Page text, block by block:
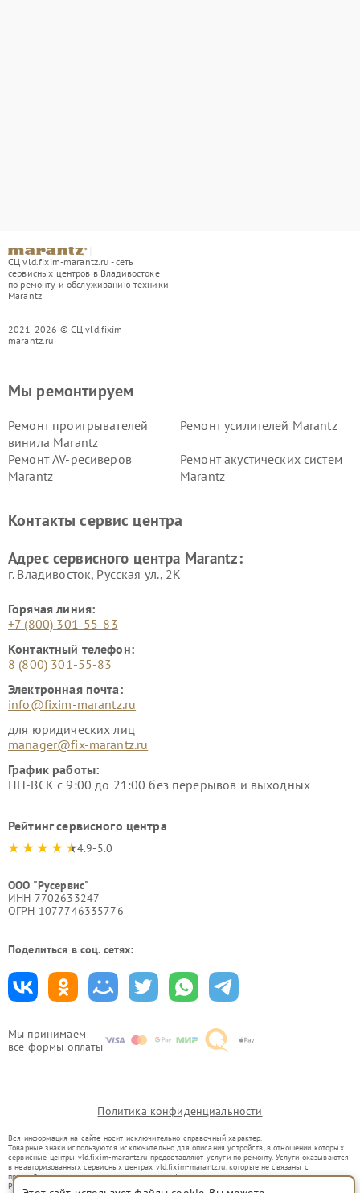
СЦ vld.fixim-marantz.ru - сеть
сервисных центров в Владивостоке
по ремонту и обслуживанию техники
Marantz
2021-2026 © СЦ vld.fixim-
marantz.ru
Мы принимаем
все формы оплаты
Мы ремонтируем
Ремонт проигрывателей
винила Marantz
Ремонт усилителей Marantz
Ремонт AV-ресиверов
Marantz
Ремонт акустических систем
Marantz
Контакты сервис центра
Адрес сервисного центра Marantz:
г. Владивосток, Русская ул., 2К
Горячая линия:
+7 (800) 301-55-83
Контактный телефон:
8 (800) 301-55-83
Электронная почта:
info@fixim-marantz.ru
для юридических лиц
manager@fix-marantz.ru
График работы:
ПН-ВСК с 9:00 до 21:00 без перерывов и выходных
Рейтинг сервисного центра
4.9-5.0
ООО "Русервис"
ИНН 7702633247
ОГРН 1077746335776
Поделиться в соц. сетях:
Политика конфиденциальности
Вся информация на сайте носит исключительно справочный характер.
Товарные знаки используются исключительно для описания устройств, в отношении которых
сервисные центры vld.fixim-marantz.ru предоставляют услуги по ремонту. Услуги оказываются
в неавторизованных сервисных центрах vld.fixim-marantz.ru, которые не связаны с
правообладателями товарных знаков или их официальными представителями.
Ремонт осуществляется для устройств, уже введенных в гражданский оборот в соответствии